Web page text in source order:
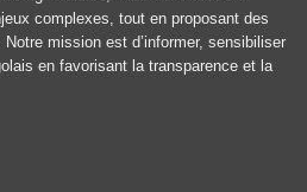
complexes, tout en proposant des
mission est d’informer, sensibiliser
en favorisant la transparence et la